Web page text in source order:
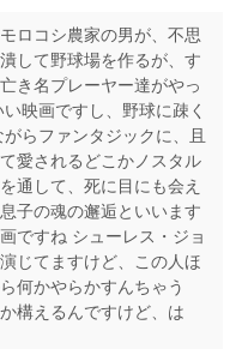
ロコシ農家の男が、不思
して野球場を作るが、す
き名プレーヤー達がやっ
映画ですし、野球に疎く
らファンタジックに、且
愛されるどこかノスタル
通して、死に目にも会え
子の魂の邂逅といいます
ですね シューレス・ジョ
じてますけど、この人ほ
何かやらかすんちゃう
構えるんですけど、は